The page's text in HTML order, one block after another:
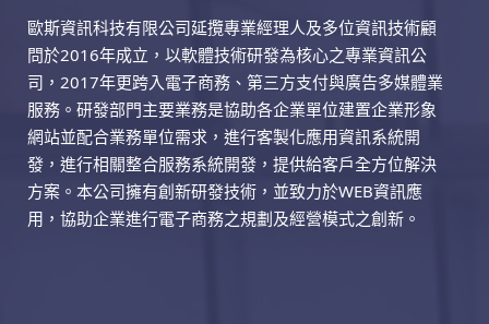
歐斯資訊科技有限公司延攬專業經理人及多位資訊技術顧
問於2016年成立，以軟體技術研發為核心之專業資訊公
司，2017年更跨入電子商務、第三方支付與廣告多媒體業
服務。研發部門主要業務是協助各企業單位建置企業形象
網站並配合業務單位需求，進行客製化應用資訊系統開
發，進行相關整合服務系統開發，提供給客戶全方位解決
方案。本公司擁有創新研發技術，並致力於WEB資訊應
用，協助企業進行電子商務之規劃及經營模式之創新。